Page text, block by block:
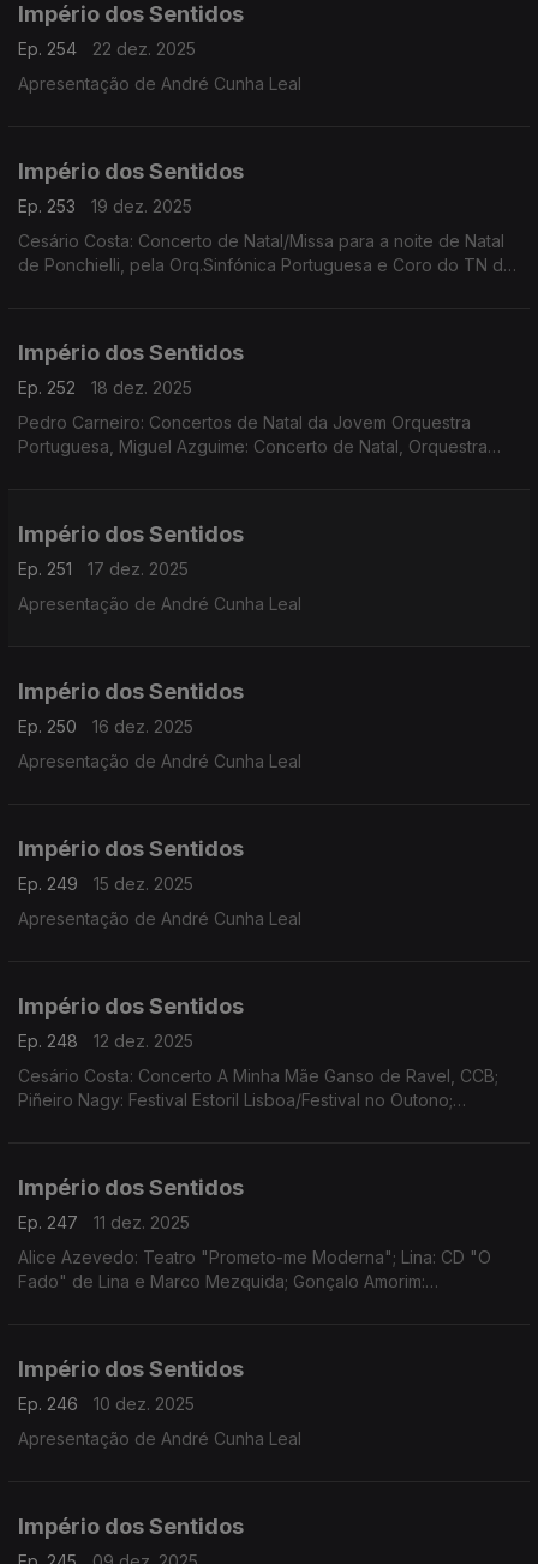
Império dos Sentidos
Ep. 254
22 dez. 2025
Apresentação de André Cunha Leal
Império dos Sentidos
Ep. 253
19 dez. 2025
Cesário Costa: Concerto de Natal/Missa para a noite de Natal
de Ponchielli, pela Orq.Sinfónica Portuguesa e Coro do TN de
Império dos Sentidos
Ep. 252
18 dez. 2025
Pedro Carneiro: Concertos de Natal da Jovem Orquestra
Portuguesa, Miguel Azguime: Concerto de Natal, Orquestra
Império dos Sentidos
Ep. 251
17 dez. 2025
Apresentação de André Cunha Leal
Império dos Sentidos
Ep. 250
16 dez. 2025
Apresentação de André Cunha Leal
Império dos Sentidos
Ep. 249
15 dez. 2025
Apresentação de André Cunha Leal
Império dos Sentidos
Ep. 248
12 dez. 2025
Cesário Costa: Concerto A Minha Mãe Ganso de Ravel, CCB;
Piñeiro Nagy: Festival Estoril Lisboa/Festival no Outono;
Império dos Sentidos
Ep. 247
11 dez. 2025
Alice Azevedo: Teatro "Prometo-me Moderna"; Lina: CD "O
Fado" de Lina e Marco Mezquida; Gonçalo Amorim:
Império dos Sentidos
Ep. 246
10 dez. 2025
Apresentação de André Cunha Leal
Império dos Sentidos